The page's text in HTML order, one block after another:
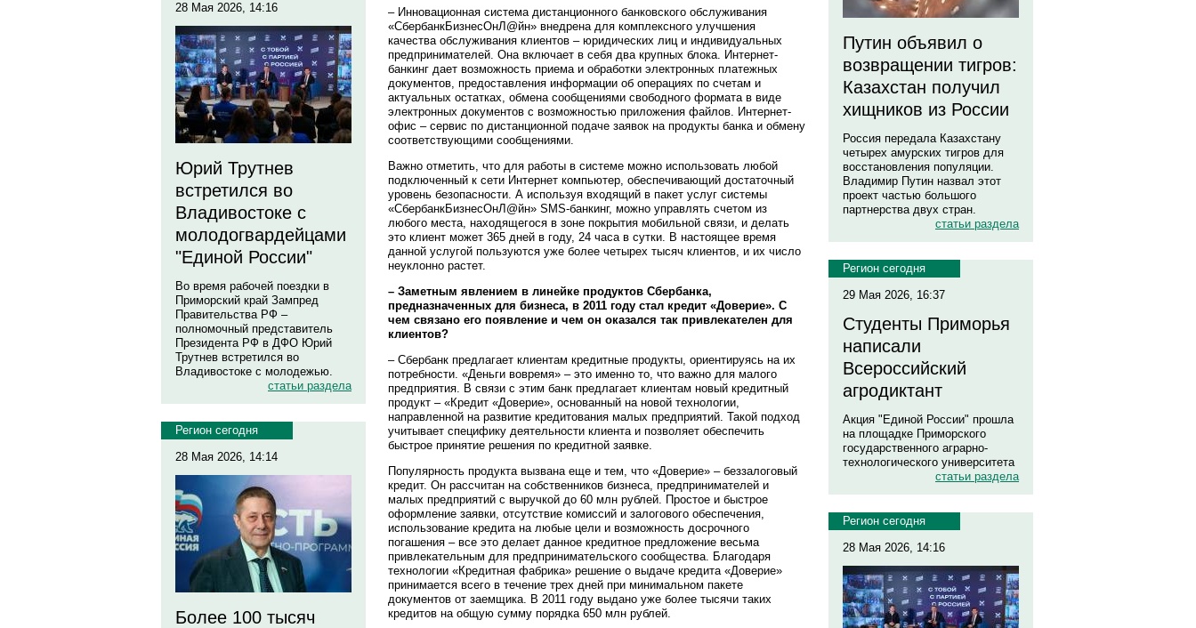
28 Мая 2026, 14:16
Юрий Трутнев
встретился во
Владивостоке с
молодогвардейцами
"Единой России"
Во время рабочей поездки в
Приморский край Зампред
Правительства РФ –
полномочный представитель
Президента РФ в ДФО Юрий
Трутнев встретился во
Владивостоке с молодежью.
статьи раздела
Регион сегодня
28 Мая 2026, 14:14
Более 100 тысяч
– Инновационная система дистанционного банковского обслуживания
«СбербанкБизнесОнЛ@йн» внедрена для комплексного улучшения
качества обслуживания клиентов – юридических лиц и индивидуальных
предпринимателей. Она включает в себя два крупных блока. Интернет-
банкинг дает возможность приема и обработки электронных платежных
документов, предоставления информации об операциях по счетам и
актуальных остатках, обмена сообщениями свободного формата в виде
электронных документов с возможностью приложения файлов. Интернет-
офис – сервис по дистанционной подаче заявок на продукты банка и обмену
соответствующими сообщениями.
Важно отметить, что для работы в системе можно использовать любой
подключенный к сети Интернет компьютер, обеспечивающий достаточный
уровень безопасности. А используя входящий в пакет услуг системы
«СбербанкБизнесОнЛ@йн» SMS-банкинг, можно управлять счетом из
любого места, находящегося в зоне покрытия мобильной связи, и делать
это клиент может 365 дней в году, 24 часа в сутки. В настоящее время
данной услугой пользуются уже более четырех тысяч клиентов, и их число
неуклонно растет.
– Заметным явлением в линейке продуктов Сбербанка,
предназначенных для бизнеса, в 2011 году стал кредит «Доверие». С
чем связано его появление и чем он оказался так привлекателен для
клиентов?
– Сбербанк предлагает клиентам кредитные продукты, ориентируясь на их
потребности. «Деньги вовремя» – это именно то, что важно для малого
предприятия. В связи с этим банк предлагает клиентам новый кредитный
продукт – «Кредит «Доверие», основанный на новой технологии,
направленной на развитие кредитования малых предприятий. Такой подход
учитывает специфику деятельности клиента и позволяет обеспечить
быстрое принятие решения по кредитной заявке.
Популярность продукта вызвана еще и тем, что «Доверие» – беззалоговый
кредит. Он рассчитан на собственников бизнеса, предпринимателей и
малых предприятий с выручкой до 60 млн рублей. Простое и быстрое
оформление заявки, отсутствие комиссий и залогового обеспечения,
использование кредита на любые цели и возможность досрочного
погашения – все это делает данное кредитное предложение весьма
привлекательным для предпринимательского сообщества. Благодаря
технологии «Кредитная фабрика» решение о выдаче кредита «Доверие»
принимается всего в течение трех дней при минимальном пакете
документов от заемщика. В 2011 году выдано уже более тысячи таких
кредитов на общую сумму порядка 650 млн рублей.
Путин объявил о
возвращении тигров:
Казахстан получил
хищников из России
Россия передала Казахстану
четырех амурских тигров для
восстановления популяции.
Владимир Путин назвал этот
проект частью большого
партнерства двух стран.
статьи раздела
Регион сегодня
29 Мая 2026, 16:37
Студенты Приморья
написали
Всероссийский
агродиктант
Акция "Единой России" прошла
на площадке Приморского
государственного аграрно-
технологического университета
статьи раздела
Регион сегодня
28 Мая 2026, 14:16